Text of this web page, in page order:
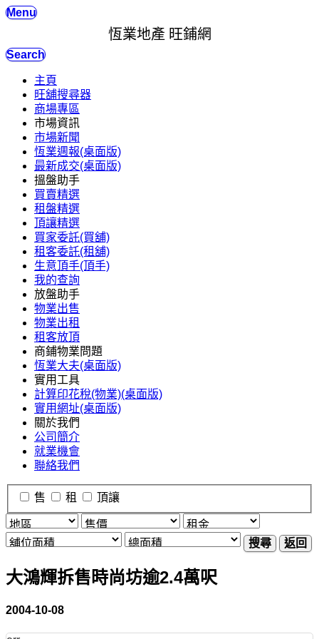
Menu
恆業地產 旺鋪網
Search
主頁
旺舖搜尋器
商場專區
市場資訊
市場新聞
恆業週報(桌面版)
最新成交(桌面版)
搵盤助手
買賣精選
租盤精選
頂讓精選
買家委託(買舖)
租客委託(租舖)
生意頂手(頂手)
我的查詢
放盤助手
物業出售
物業出租
租客放頂
商鋪物業問題
恆業大夫(桌面版)
實用工具
計算印花稅(物業)(桌面版)
實用網址(桌面版)
關於我們
公司簡介
就業機會
聯絡我們
售 租 頂讓
搜尋 返回
大鴻輝拆售時尚坊逾2.4萬呎
2004-10-08